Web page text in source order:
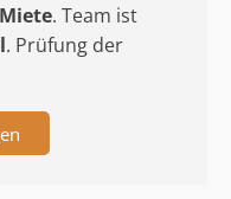
. Team ist
. Prüfung der